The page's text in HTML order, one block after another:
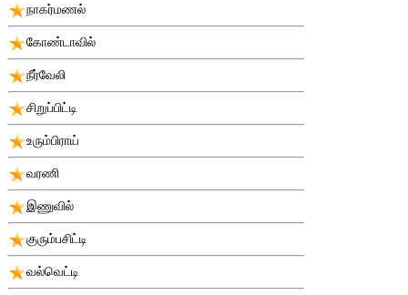
நாகர்மணல்
கோண்டாவில்
நீர்வேலி
சிறுப்பிட்டி
உரும்பிராய்
வரணி
இணுவில்
குரும்பசிட்டி
வல்வெட்டி